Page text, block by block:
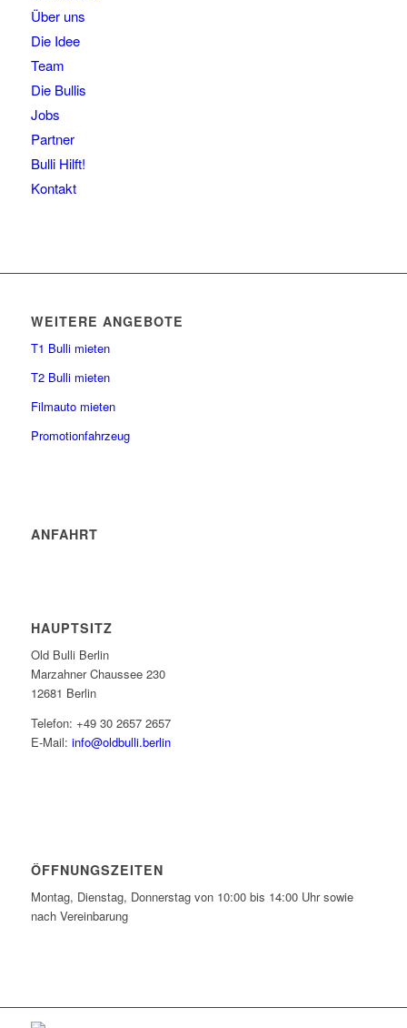
Über uns
Die Idee
Team
Die Bullis
Jobs
Partner
Bulli Hilft!
Kontakt
WEITERE ANGEBOTE
T1 Bulli mieten
T2 Bulli mieten
Filmauto mieten
Promotionfahrzeug
ANFAHRT
HAUPTSITZ
Old Bulli Berlin
Marzahner Chaussee 230
12681 Berlin
Telefon: +49 30 2657 2657
E-Mail: info@oldbulli.berlin
ÖFFNUNGSZEITEN
Montag, Dienstag, Donnerstag von 10:00 bis 14:00 Uhr sowie
nach Vereinbarung